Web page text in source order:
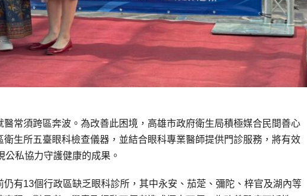
常須跨區奔波。為改善此困境，高雄市政府衛生局積極媒合民間善心
生所五臺眼科檢查儀器，並結合眼科專業醫師提供門診服務，將有效
私協力守護健康的成果。
有13個行政區缺乏眼科診所，其中永安、茄萣、彌陀、梓官及湖內等